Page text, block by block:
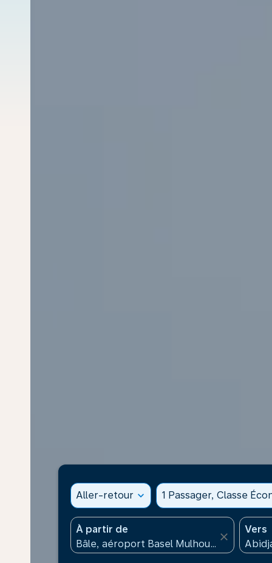
Aller-retour expand_more 1 Passager, Classe
À partir de
close
Vers